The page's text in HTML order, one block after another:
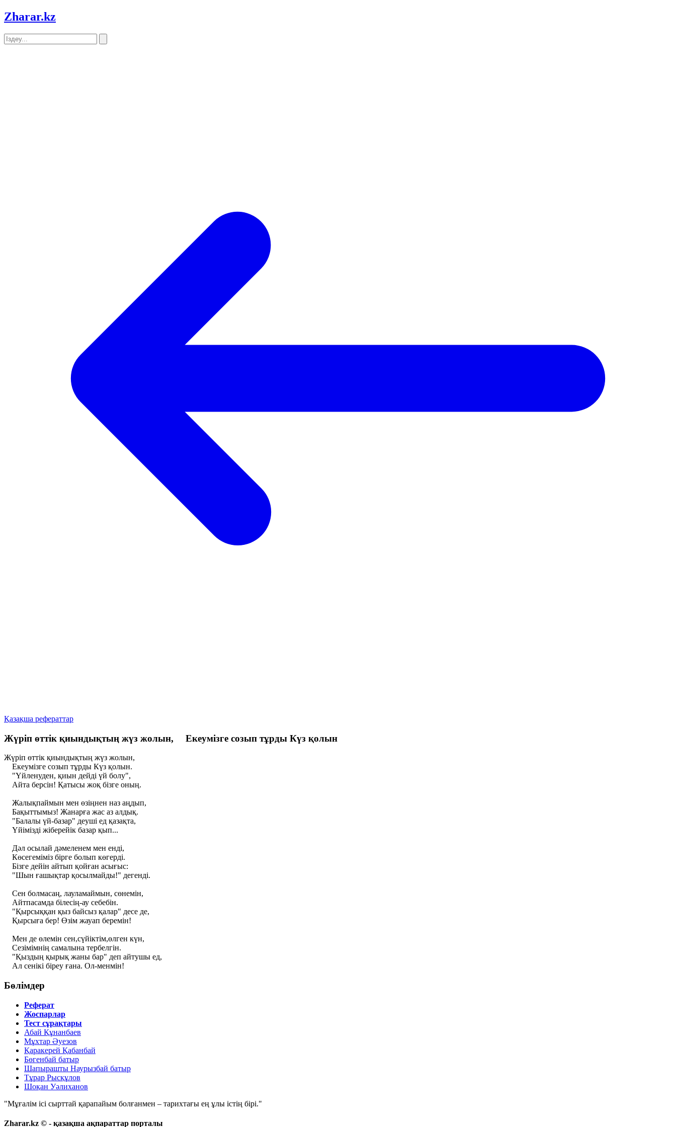
Zharar.kz
Қазақша рефераттар
Жүріп өттік қиындықтың жүз жолын, Екеумізге созып тұрды Күз қолын
Жүріп өттік қиындықтың жүз жолын,
Екеумізге созып тұрды Күз қолын.
"Үйленуден, қиын дейді үй болу",
Айта берсін! Қатысы жоқ бізге оның.
Жалықпаймын мен өзіңнен наз аңдып,
Бақыттымыз! Жанарға жас аз алдық.
"Балалы үй-базар" деуші ед қазақта,
Үйімізді жіберейік базар қып...
Дәл осылай дәмеленем мен енді,
Көсегеміміз бірге болып көгерді.
Бізге дейін айтып қойған асығыс:
"Шын ғашықтар қосылмайды!" дегенді.
Сен болмасаң, лауламаймын, сөнемін,
Айтпасамда білесің-ау себебін.
"Қырсыққан қыз байсыз қалар" десе де,
Қырсыға бер! Өзім жауап беремін!
Мен де өлемін сен,сүйіктім,өлген күн,
Сезімімнің самалына тербелгін.
"Қыздың қырық жаны бар" деп айтушы ед,
Ал сенікі біреу ғана. Ол-менмін!
Бөлімдер
Реферат
Жоспарлар
Тест сұрақтары
Абай Құнанбаев
Мұхтар Әуезов
Қаракерей Қабанбай
Бөгенбай батыр
Шапырашты Наурызбай батыр
Тұрар Рысқұлов
Шоқан Уәлиханов
"Мұғалім ісі сырттай қарапайым болғанмен – тарихтағы ең ұлы істің бірі."
Zharar.kz © - қазақша ақпараттар порталы